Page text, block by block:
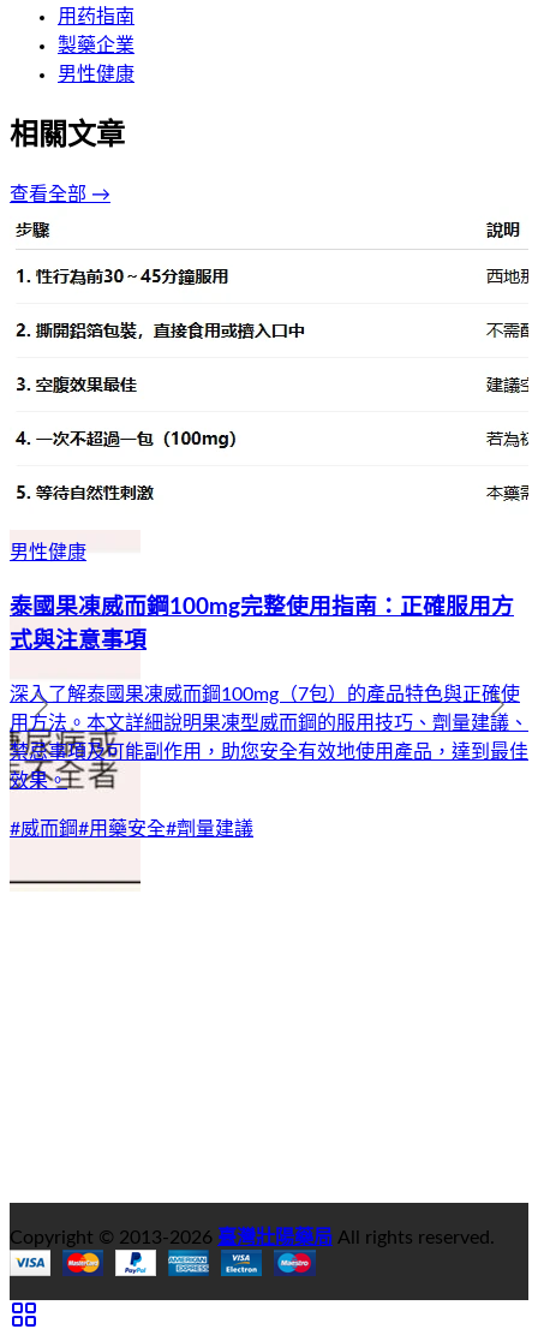
用药指南
製藥企業
男性健康
相關文章
查看全部 →
男性健康
泰國果凍威而鋼100mg完整使用指南：正確服用方
式與注意事項
深入了解泰國果凍威而鋼100mg（7包）的產品特色與正確使
用方法。本文詳細說明果凍型威而鋼的服用技巧、劑量建議、
禁忌事項及可能副作用，助您安全有效地使用產品，達到最佳
效果。
#威而鋼#用藥安全#劑量建議
Copyright © 2013-2026 臺灣壯陽藥局 All rights reserved.